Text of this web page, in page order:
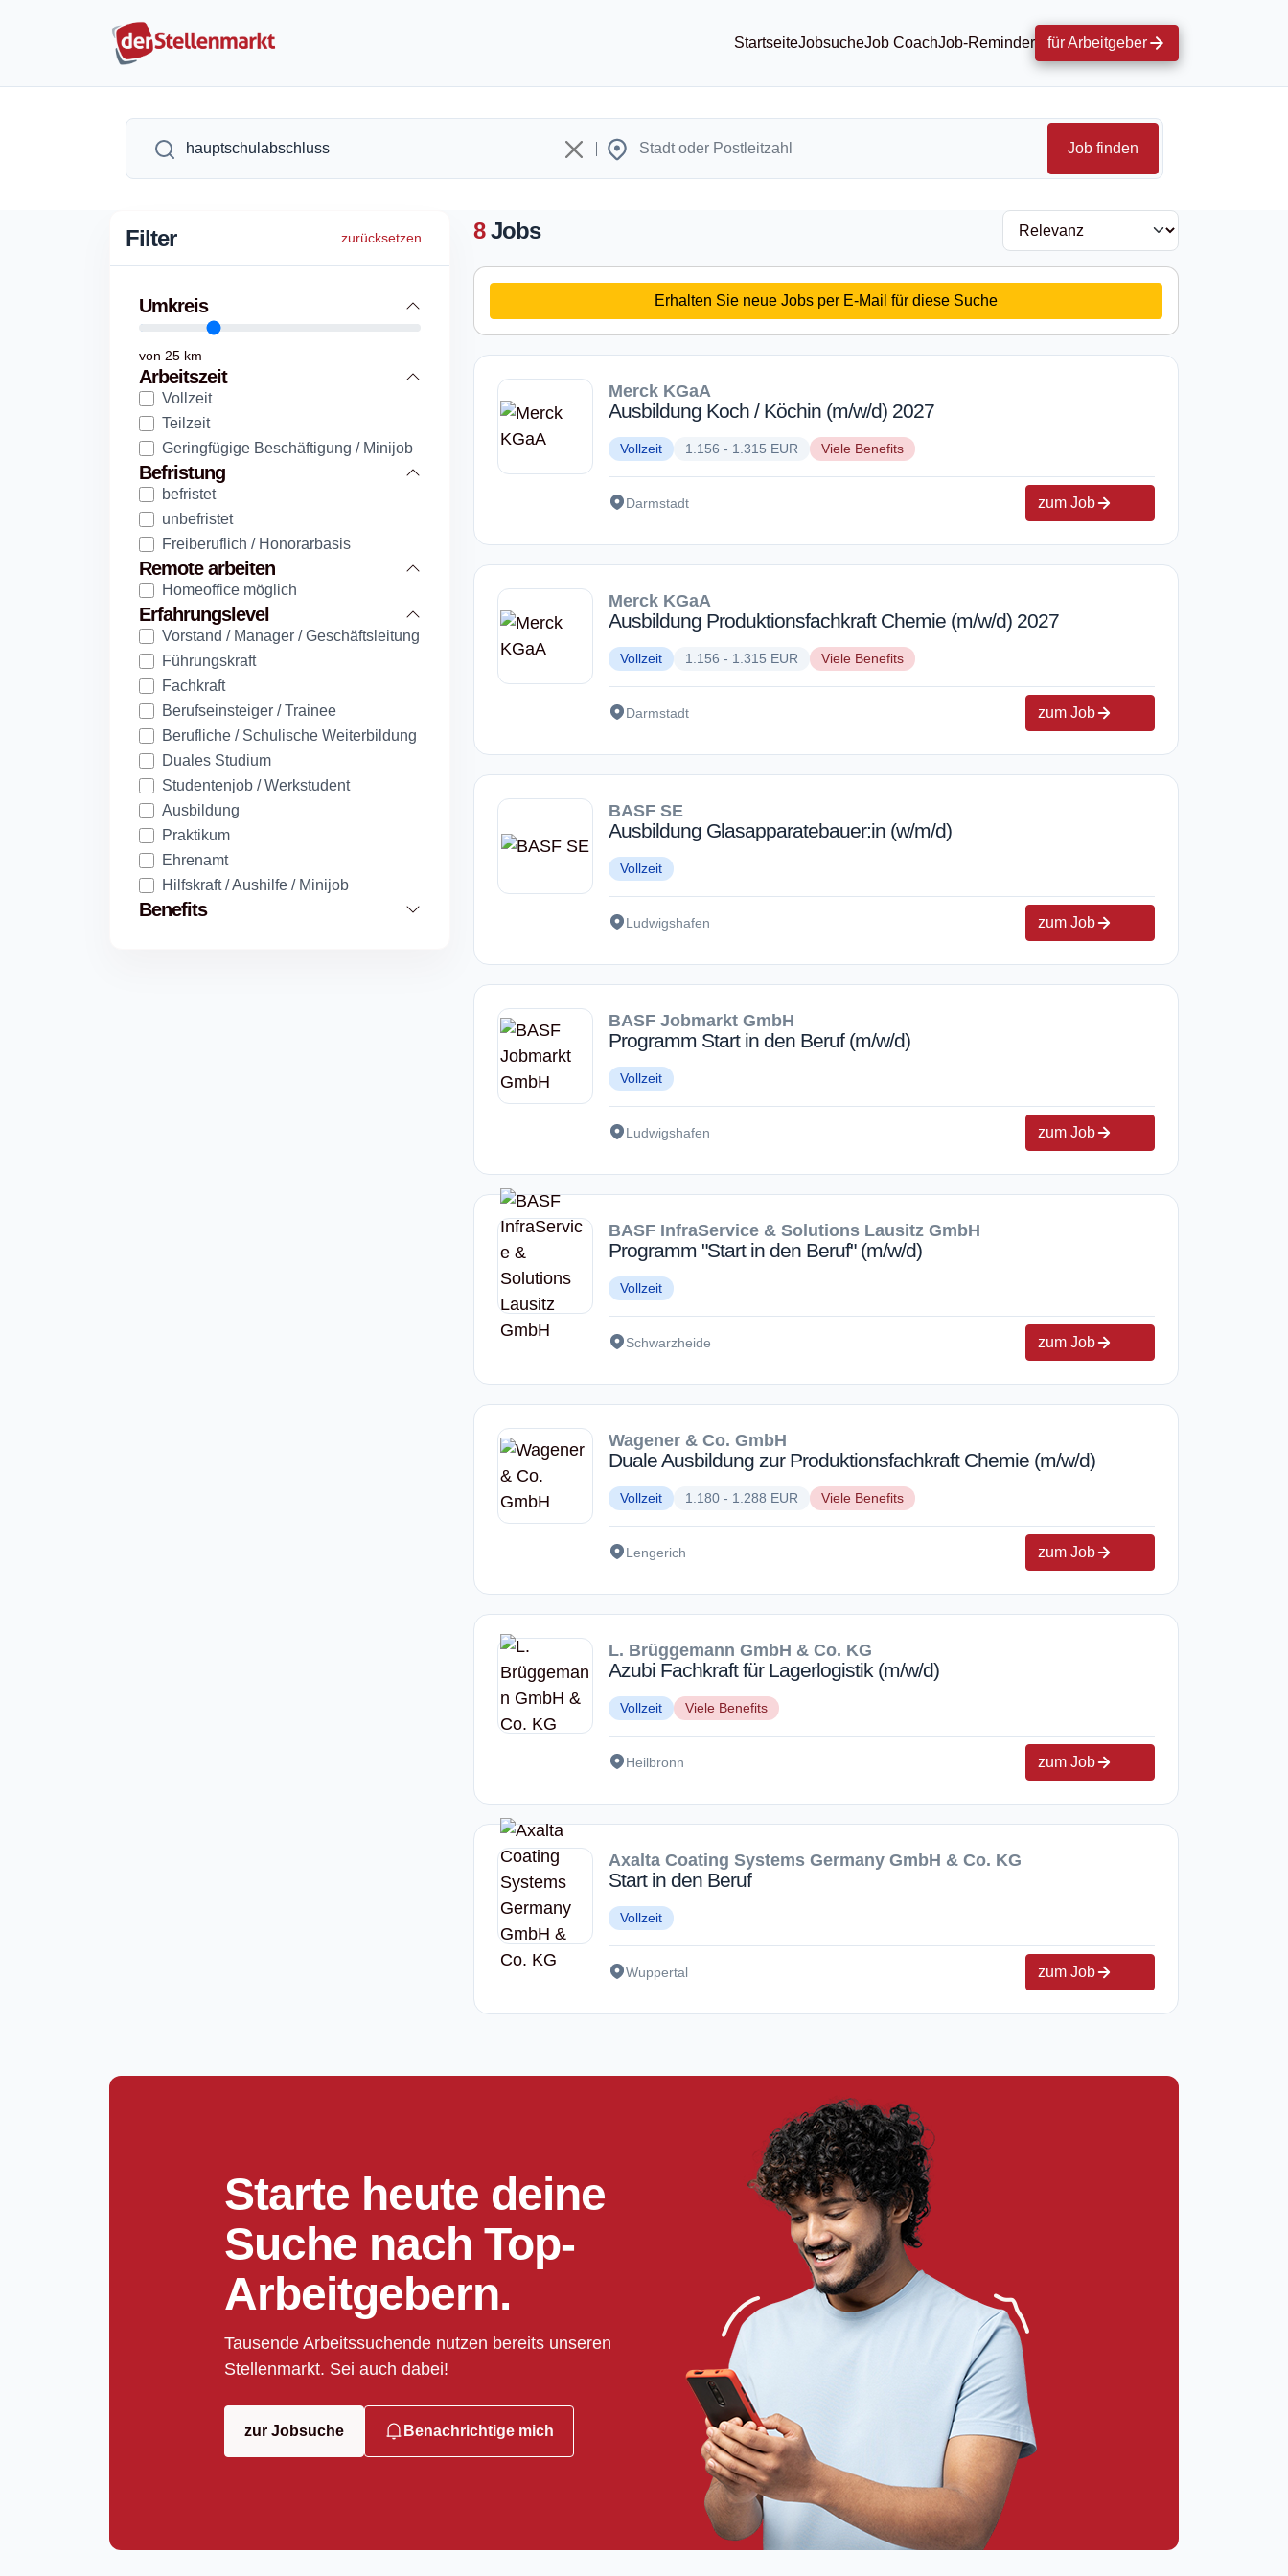
StartseiteJobsucheJob CoachJob-Reminder für Arbeitgeber
Job finden
Filter zurücksetzen
Umkreis
von 25 km
Arbeitszeit
Vollzeit
Teilzeit
Geringfügige Beschäftigung / Minijob
Befristung
befristet
unbefristet
Freiberuflich / Honorarbasis
Remote arbeiten
Homeoffice möglich
Erfahrungslevel
Vorstand / Manager / Geschäftsleitung
Führungskraft
Fachkraft
Berufseinsteiger / Trainee
Berufliche / Schulische Weiterbildung
Duales Studium
Studentenjob / Werkstudent
Ausbildung
Praktikum
Ehrenamt
Hilfskraft / Aushilfe / Minijob
Benefits
8Jobs
Erhalten Sie neue Jobs per E-Mail für diese Suche
Merck KGaA
Ausbildung Koch / Köchin (m/w/d) 2027
Vollzeit 1.156 - 1.315 EUR Viele Benefits
Darmstadt zum Job
Merck KGaA
Ausbildung Produktionsfachkraft Chemie (m/w/d) 2027
Vollzeit 1.156 - 1.315 EUR Viele Benefits
Darmstadt zum Job
BASF SE
Ausbildung Glasapparatebauer:in (w/m/d)
Vollzeit
Ludwigshafen zum Job
BASF Jobmarkt GmbH
Programm Start in den Beruf (m/w/d)
Vollzeit
Ludwigshafen zum Job
BASF InfraService & Solutions Lausitz GmbH
Programm "Start in den Beruf" (m/w/d)
Vollzeit
Schwarzheide zum Job
Wagener & Co. GmbH
Duale Ausbildung zur Produktionsfachkraft Chemie (m/w/d)
Vollzeit 1.180 - 1.288 EUR Viele Benefits
Lengerich zum Job
L. Brüggemann GmbH & Co. KG
Azubi Fachkraft für Lagerlogistik (m/w/d)
Vollzeit Viele Benefits
Heilbronn zum Job
Axalta Coating Systems Germany GmbH & Co. KG
Start in den Beruf
Vollzeit
Wuppertal zum Job
Starte heute deine
Suche nach Top-
Arbeitgebern.
Tausende Arbeitssuchende nutzen bereits unseren
Stellenmarkt. Sei auch dabei!
zur Jobsuche Benachrichtige mich